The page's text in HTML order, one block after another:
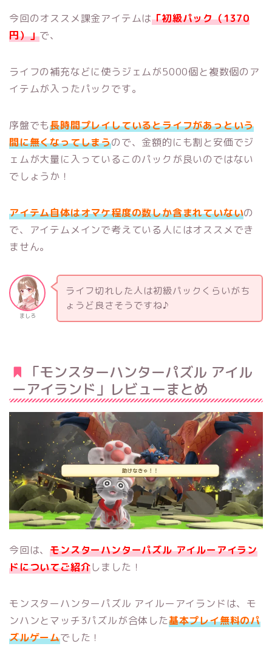
今回のオススメ課金アイテムは「初級パック（1370
円）」で、
ライフの補充などに使うジェムが5000個と複数個のア
イテムが入ったパックです。
序盤でも長時間プレイしているとライフがあっという
間に無くなってしまうので、金額的にも割と安価でジ
ェムが大量に入っているこのパックが良いのではない
でしょうか！
アイテム自体はオマケ程度の数しか含まれていないの
で、アイテムメインで考えている人にはオススメでき
ません。
ましろ
ライフ切れした人は初級パックくらいがち
ょうど良さそうですね♪
「モンスターハンターパズル アイル
ーアイランド」レビューまとめ
今回は、モンスターハンターパズル アイルーアイラン
ドについてご紹介しました！
モンスターハンターパズル アイルーアイランドは、モ
ンハンとマッチ3パズルが合体した基本プレイ無料のパ
ズルゲームでした！